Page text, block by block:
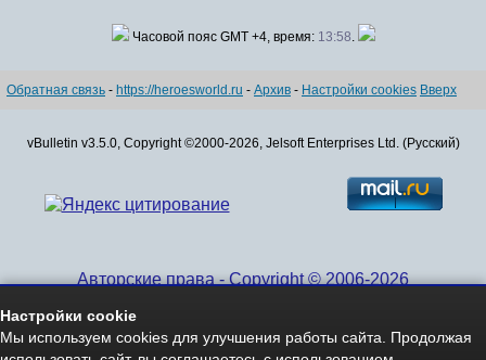
Часовой пояс GMT +4, время: 13:58.
Обратная связь - https://heroesworld.ru - Архив - Настройки cookies Вверх
vBulletin v3.5.0, Copyright ©2000-2026, Jelsoft Enterprises Ltd. (Русский)
Авторские права - Copyright © 2006-2026
Настройки cookie
Мы используем cookies для улучшения работы сайта. Продолжая